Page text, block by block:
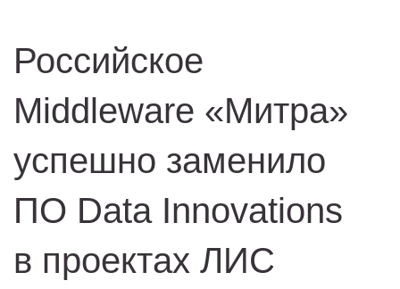
Российское
Middleware «Митра»
успешно заменило
ПО Data Innovations
в проектах ЛИС